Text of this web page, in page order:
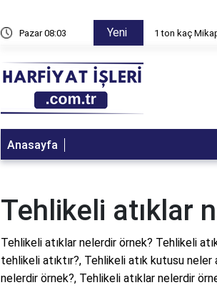
Pazar 08:03 Yeni 1 ton kaç
Anasayfa
Tehlikeli atıklar
Tehlikeli atıklar nelerdir örnek? Tehlikeli
tehlikeli atıktır?, Tehlikeli atık kutusu neler
nelerdir örnek?, Tehlikeli atıklar nelerdir